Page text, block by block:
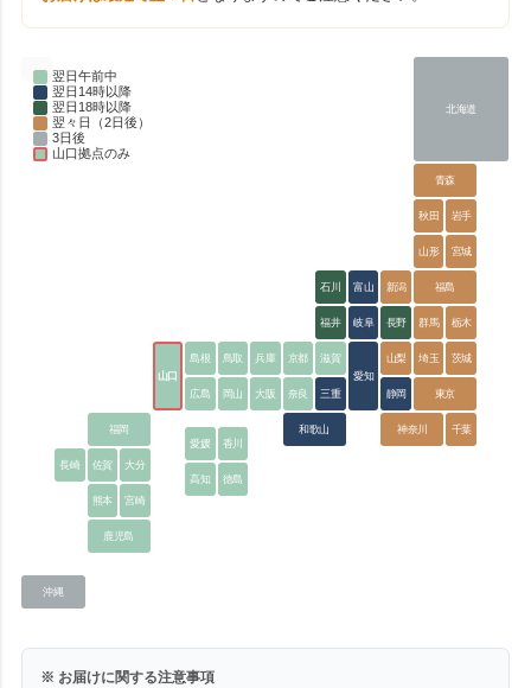
翌日午前中
翌日14時以降
翌日18時以降
翌々日（2日後）
3日後
山口拠点のみ
北海道
青森
秋田 岩手
山形 宮城
福島
新潟
群馬 栃木
埼玉 茨城
東京
神奈川 千葉
山梨
石川
福井 長野
富山
岐阜
愛知
静岡
三重
和歌山
山口
島根 鳥取
広島 岡山
兵庫 京都 滋賀
大阪 奈良
香川
愛媛
徳島
高知
福岡
佐賀 大分
熊本
長崎
宮崎
鹿児島
沖縄
※ お届けに関する注意事項